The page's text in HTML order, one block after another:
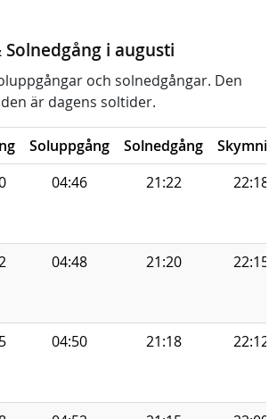
Solnedgång i augusti
och solnedgångar. Den
är dagens soltider.
Soluppgång Solnedgång
04:46 21:22 22:18
04:48 21:20 22:15
04:50 21:18 22:12